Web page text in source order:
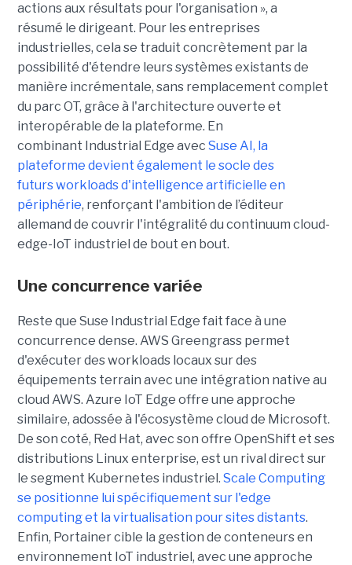
actions aux résultats pour l'organisation », a
résumé le dirigeant. Pour les entreprises
industrielles, cela se traduit concrètement par la
possibilité d'étendre leurs systèmes existants de
manière incrémentale, sans remplacement complet
du parc OT, grâce à l'architecture ouverte et
interopérable de la plateforme. En
combinant Industrial Edge avec Suse AI, la
plateforme devient également le socle des
futurs workloads d'intelligence artificielle en
périphérie, renforçant l'ambition de l’éditeur
allemand de couvrir l'intégralité du continuum cloud-
edge-IoT industriel de bout en bout.
Une concurrence variée
Reste que Suse Industrial Edge fait face à une
concurrence dense. AWS Greengrass permet
d'exécuter des workloads locaux sur des
équipements terrain avec une intégration native au
cloud AWS. Azure IoT Edge offre une approche
similaire, adossée à l'écosystème cloud de Microsoft.
De son coté, Red Hat, avec son offre OpenShift et ses
distributions Linux enterprise, est un rival direct sur
le segment Kubernetes industriel. Scale Computing
se positionne lui spécifiquement sur l'edge
computing et la virtualisation pour sites distants.
Enfin, Portainer cible la gestion de conteneurs en
environnement IoT industriel, avec une approche